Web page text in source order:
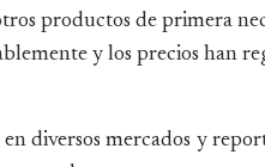
productos de primera
y los precios han
diversos mercados y